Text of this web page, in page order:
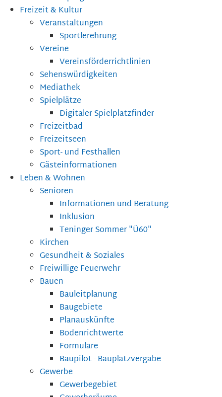
Freizeit & Kultur
Veranstaltungen
Sportlerehrung
Vereine
Vereinsförderrichtlinien
Sehenswürdigkeiten
Mediathek
Spielplätze
Digitaler Spielplatzfinder
Freizeitbad
Freizeitseen
Sport- und Festhallen
Gästeinformationen
Leben & Wohnen
Senioren
Informationen und Beratung
Inklusion
Teninger Sommer "Ü60"
Kirchen
Gesundheit & Soziales
Freiwillige Feuerwehr
Bauen
Bauleitplanung
Baugebiete
Planauskünfte
Bodenrichtwerte
Formulare
Baupilot - Bauplatzvergabe
Gewerbe
Gewerbegebiet